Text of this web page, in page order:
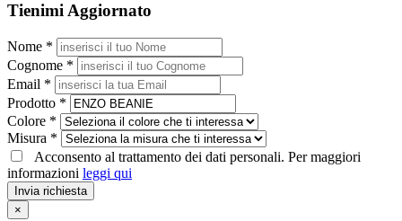
Tienimi Aggiornato
Nome *
Cognome *
Email *
Prodotto *
Colore *
Misura *
Acconsento al trattamento dei dati personali. Per maggiori
informazioni leggi qui
Invia richiesta
×